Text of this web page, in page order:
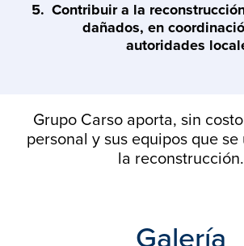
Contribuir a la
dañados, en
autoridades
Grupo Carso aporta, sin
personal y sus equipos que
la reconstrucción.
Galería